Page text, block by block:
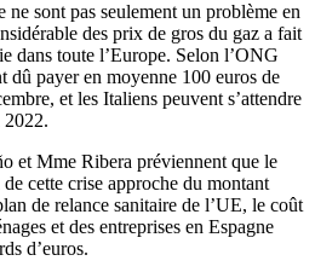
ne sont pas seulement un problème en
des prix de gros du gaz a fait
dans toute l’Europe. Selon l’ONG
dû payer en moyenne 100 euros de
et les Italiens peuvent s’attendre
2022.
et Mme Ribera préviennent que le
cette crise approche du montant
de relance sanitaire de l’UE, le coût
et des entreprises en Espagne
d’euros.